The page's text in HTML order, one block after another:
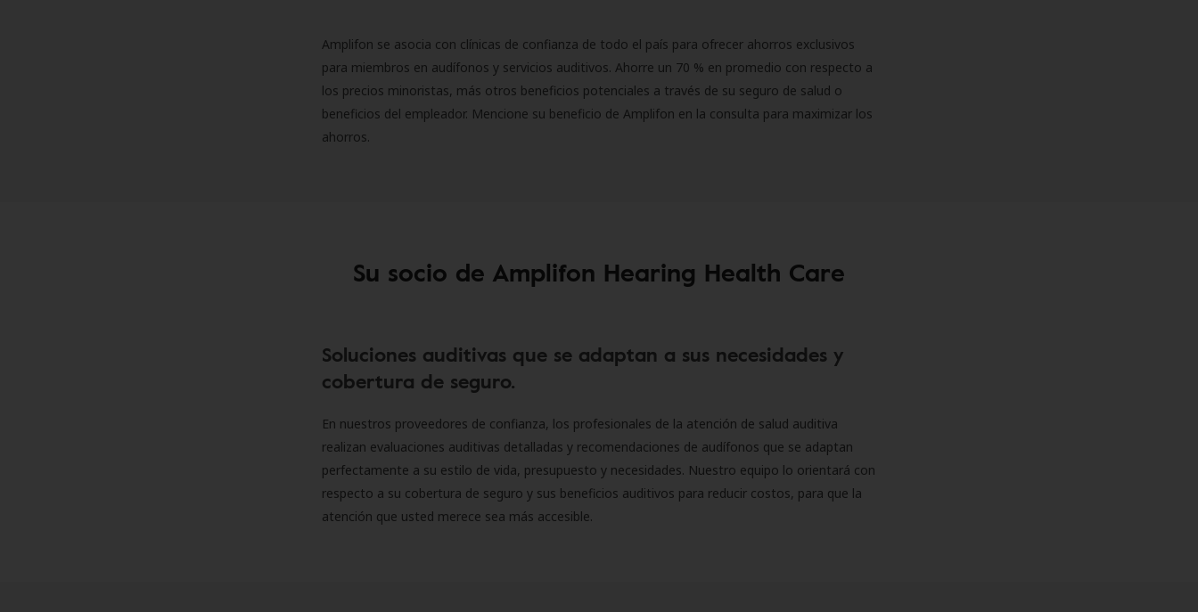
Amplifon se asocia con clínicas de confianza de todo el país para ofrecer ahorros exclusivos
para miembros en audífonos y servicios auditivos. Ahorre un 70 % en promedio con respecto a
los precios minoristas, más otros beneficios potenciales a través de su seguro de salud o
beneficios del empleador. Mencione su beneficio de Amplifon en la consulta para maximizar los
ahorros.
Su socio de Amplifon Hearing Health Care
Soluciones auditivas que se adaptan a sus necesidades y
cobertura de seguro.
En nuestros proveedores de confianza, los profesionales de la atención de salud auditiva
realizan evaluaciones auditivas detalladas y recomendaciones de audífonos que se adaptan
perfectamente a su estilo de vida, presupuesto y necesidades. Nuestro equipo lo orientará con
respecto a su cobertura de seguro y sus beneficios auditivos para reducir costos, para que la
atención que usted merece sea más accesible.